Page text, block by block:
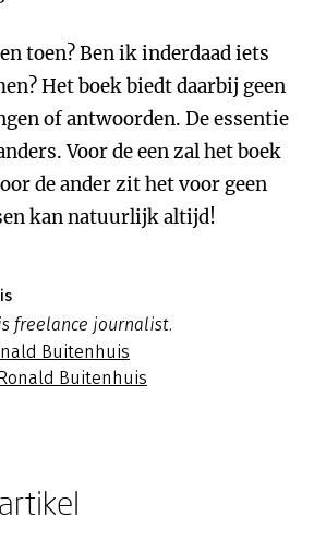
toen? Ben ik inderdaad iets
Het boek biedt daarbij geen
of antwoorden. De essentie
Voor de een zal het boek
de ander zit het voor geen
kan natuurlijk altijd!
freelance journalist.
Buitenhuis
Buitenhuis